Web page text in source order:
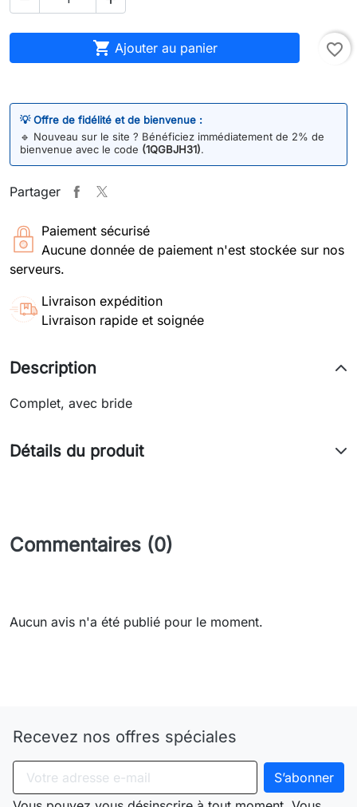
 Ajouter au panier favorite_border
💡 Offre de fidélité et de bienvenue :
🔹 Nouveau sur le site ? Bénéficiez immédiatement de 2% de
bienvenue avec le code (1QGBJH31).
Partager
Paiement sécurisé
Aucune donnée de paiement n'est stockée sur nos
serveurs.
Livraison expédition
Livraison rapide et soignée
Description
Complet, avec bride
Détails du produit
Commentaires (0)
Aucun avis n'a été publié pour le moment.
Recevez nos offres spéciales